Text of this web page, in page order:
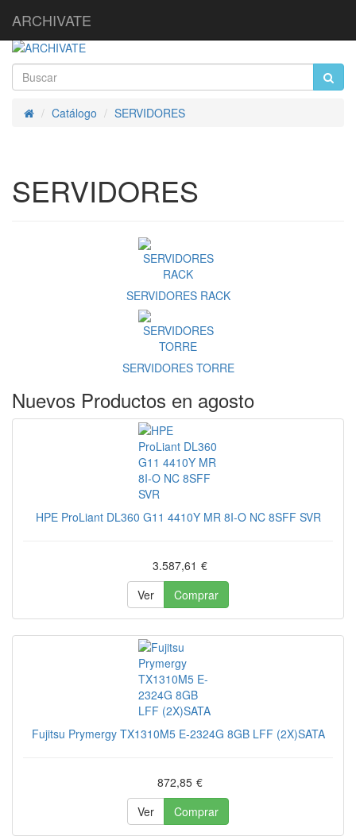
ARCHIVATE
InicioCatálogo SERVIDORES
SERVIDORES
SERVIDORES RACK
SERVIDORES TORRE
Nuevos Productos en agosto
HPE ProLiant DL360 G11 4410Y MR 8I-O NC 8SFF SVR
3.587,61 €
Ver
Comprar
Fujitsu Prymergy TX1310M5 E-2324G 8GB LFF (2X)SATA
872,85 €
Ver
Comprar